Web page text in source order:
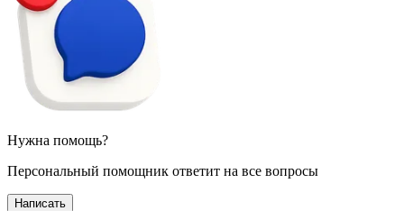
Нужна помощь?
Персональный помощник ответит на все вопросы
Написать